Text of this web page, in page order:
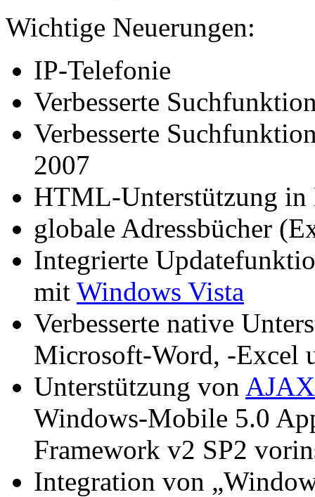
Wichtige Neuerungen:
IP-Telefonie
Verbesserte
Verbesserte
2007
HTML-Unterstützung in
globale Adressbücher
Integrierte
mit Windows Vista
Verbesserte native
Microsoft-Word, -Excel
Unterstützung von AJAX
Windows-Mobile 5.0
Framework v2 SP2
Integration von